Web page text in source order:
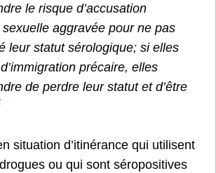
le risque d’accusation
sexuelle aggravée pour ne pas
leur statut sérologique; si elles
précaire, elles
de perdre leur statut et d’être
situation d’itinérance qui utilisent
ou qui sont séropositives